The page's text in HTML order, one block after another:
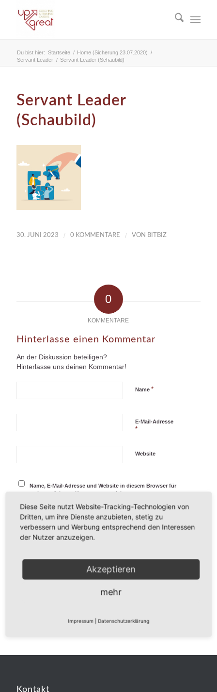
Du bist hier: Startseite / Home (Sicherung 23.07.2020) /
Servant Leader / Servant Leader (Schaubild)
Servant Leader
(Schaubild)
30. JUNI 2023 / 0 KOMMENTARE / VON BITBIZ
0
KOMMENTARE
Hinterlasse einen Kommentar
An der Diskussion beteiligen?
Hinterlasse uns deinen Kommentar!
Name *
E-Mail-Adresse
*
Website
Name, E-Mail-Adresse und Website in diesem Browser für
meinen nächsten Kommentar speichern.
Kontakt
Diese Seite nutzt Website-Tracking-Technologien von
Dritten, um ihre Dienste anzubieten, stetig zu
verbessern und Werbung entsprechend den Interessen
der Nutzer anzuzeigen.
Akzeptieren
mehr
Impressum Datenschutzerklärung